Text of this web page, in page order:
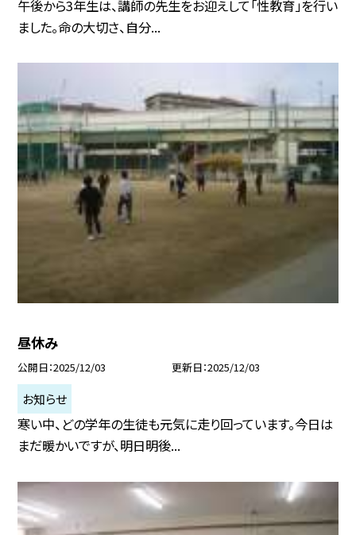
午後から3年生は、講師の先生をお迎えして「性教育」を行い
ました。命の大切さ、自分...
昼休み
公開日 2025/12/03 更新日 2025/12/03
お知らせ
寒い中、どの学年の生徒も元気に走り回っています。今日は
まだ暖かいですが、明日明後...